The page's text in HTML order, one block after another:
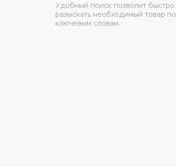
Удобный поиск позволит быстро
разыскать необходимый товар по
ключевым словам.